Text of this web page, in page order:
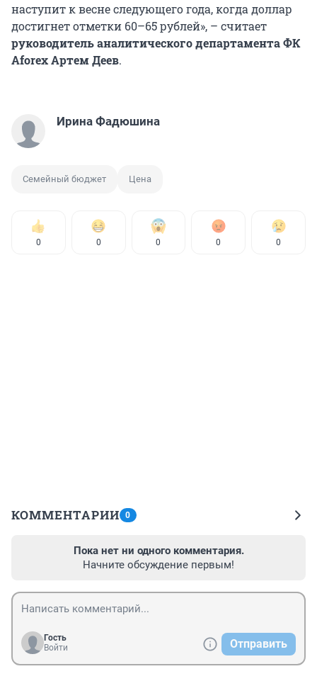
наступит к весне следующего года, когда доллар
достигнет отметки 60–65 рублей», – считает
руководитель аналитического департамента ФК
Aforex Артем Деев.
Ирина Фадюшина
Семейный бюджет Цена
0 0 0 0 0
КОММЕНТАРИИ 0
Пока нет ни одного комментария.
Начните обсуждение первым!
Гость
Войти
Отправить